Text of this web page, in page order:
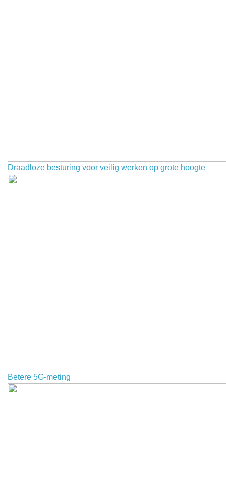
Draadloze besturing voor veilig werken op grote hoogte
Betere 5G-meting